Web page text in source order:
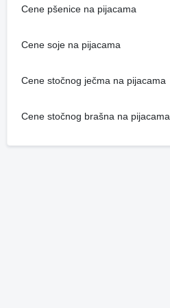
Cene pšenice na pijacama
Cene soje na pijacama
Cene stočnog ječma na pijacama
Cene stočnog brašna na pijacama